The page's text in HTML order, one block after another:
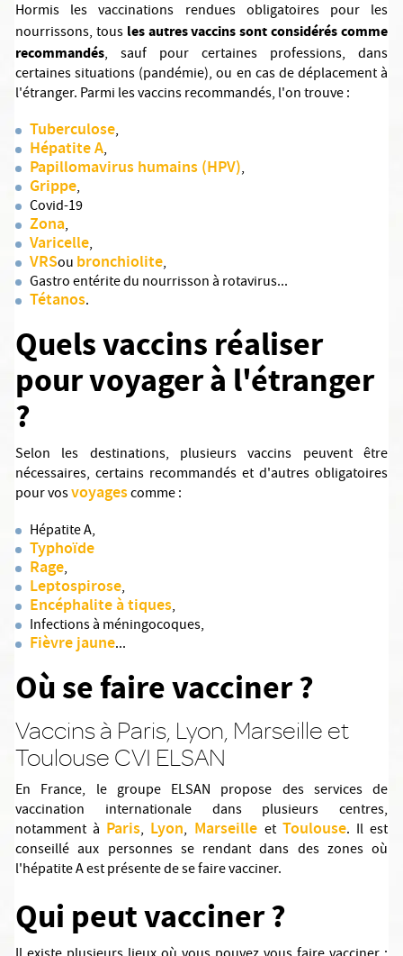
Hormis les vaccinations rendues obligatoires pour les
nourrissons, tousles autres vaccins sont considérés comme
recommandés, sauf pour certaines professions, dans
certaines situations (pandémie), ou en cas de déplacement à
l'étranger. Parmi les vaccins recommandés, l'on trouve :
Tuberculose,
Hépatite A,
Papillomavirus humains (HPV),
Grippe,
Covid-19
Zona,
Varicelle,
VRSou bronchiolite,
Gastro entérite du nourrisson à rotavirus...
Tétanos.
Quels vaccins réaliser
pour voyager à l'étranger
?
Selon les destinations, plusieurs vaccins peuvent être
nécessaires, certains recommandés et d'autres obligatoires
pour vosvoyagescomme :
Hépatite A,
Typhoïde
Rage,
Leptospirose,
Encéphalite à tiques,
Infections à méningocoques,
Fièvre jaune...
Où se faire vacciner ?
Vaccins à Paris, Lyon, Marseille et
Toulouse CVI ELSAN
En France, le groupe ELSAN propose des services de
vaccination internationale dans plusieurs centres,
notamment à Paris, Lyon, Marseille et Toulouse. Il est
conseillé aux personnes se rendant dans des zones où
l'hépatite A est présente de se faire vacciner.
Qui peut vacciner ?